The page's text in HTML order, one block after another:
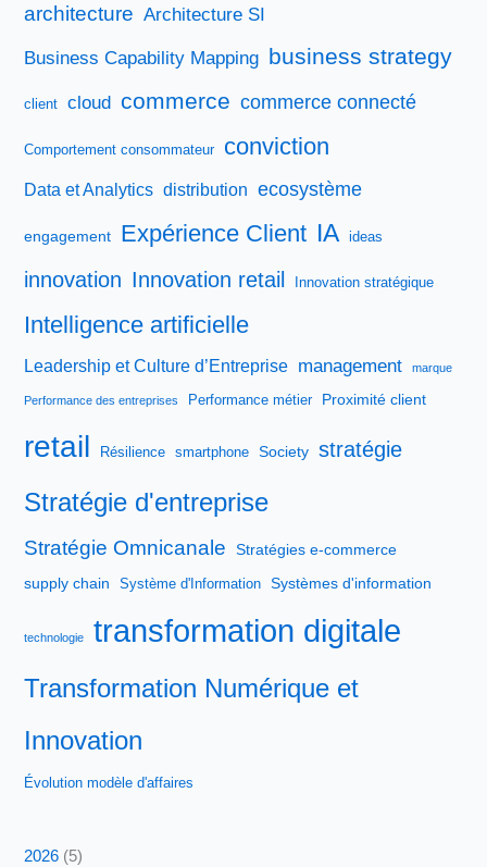
architecture Architecture SI
Business Capability Mapping business strategy
client cloud commerce commerce connecté
Comportement consommateur conviction
Data et Analytics distribution ecosystème
engagement Expérience Client IA ideas
innovation Innovation retail Innovation stratégique
Intelligence artificielle
Leadership et Culture d’Entreprise management marque
Performance des entreprises Performance métier Proximité client
retail Résilience smartphone Society stratégie
Stratégie d'entreprise
Stratégie Omnicanale
Stratégies e-commerce
supply chain
Système d'Information Systèmes d'information
technologie transformation digitale
Transformation Numérique et
Innovation
Évolution modèle d'affaires
2026 (5)